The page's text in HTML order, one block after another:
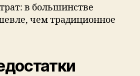
в большинстве
чем традиционное